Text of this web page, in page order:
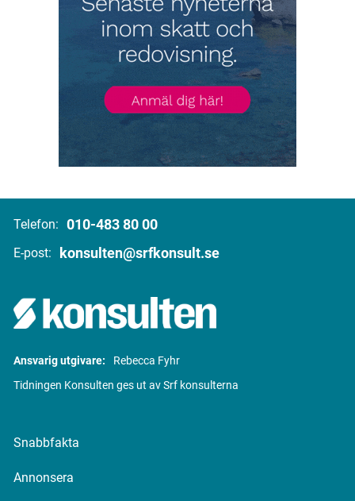
Telefon: 010-483 80 00
E-post: konsulten@srfkonsult.se
Ansvarig utgivare:
Rebecca Fyhr
Tidningen Konsulten ges ut av Srf konsulterna
Snabbfakta
Annonsera